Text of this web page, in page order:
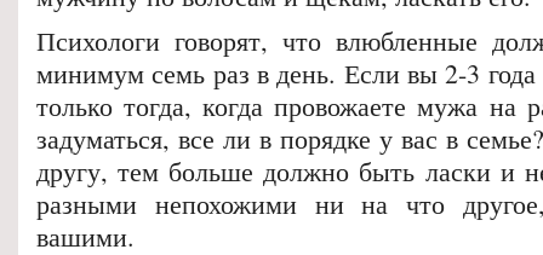
Психологи говорят, что влюбленные
минимум семь раз в день. Если вы 2-3 года
только тогда, когда провожаете мужа на
задуматься, все ли в порядке у вас в
другу, тем больше должно быть ласки и
разными непохожими ни на что
вашими.